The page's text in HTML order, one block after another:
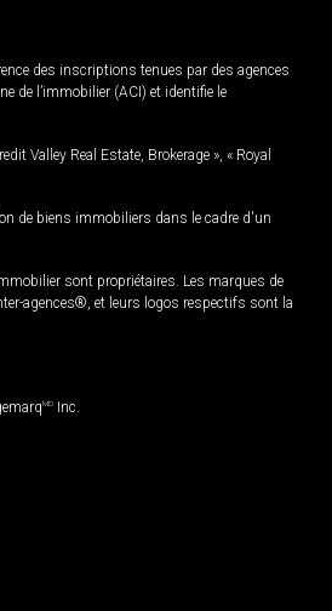
des inscriptions tenues par des agences
de l’immobilier (ACI) et identifie le
Valley Real Estate, Brokerage », « Royal
de biens immobiliers dans le cadre d'un
sont propriétaires. Les marques de
agences®, et leurs logos respectifs sont la
MD Inc.